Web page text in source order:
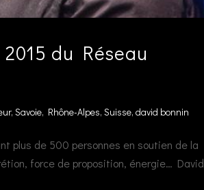
du Réseau
Savoie, Rhône-Alpes, Suisse, david bonnin
plus de 500 personnes en soutien de la
force de proposition, énergie… David